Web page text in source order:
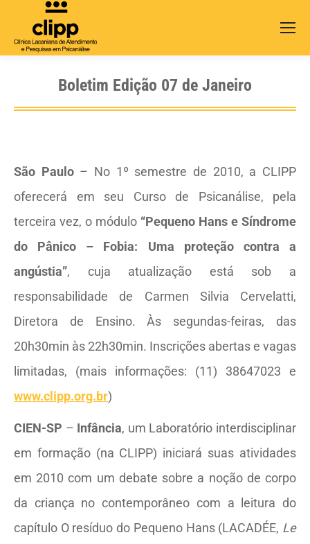
Boletim Edição 07 de Janeiro
São Paulo– No 1º semestre de 2010, a CLIPP
oferecerá em seu Curso de Psicanálise, pela
terceira vez, o módulo “Pequeno Hans e Síndrome
do Pânico – Fobia: Uma proteção contra a
angústia”, cuja atualização está sob a
responsabilidade de Carmen Silvia Cervelatti,
Diretora de Ensino. Às segundas-feiras, das
20h30min às 22h30min. Inscrições abertas e vagas
limitadas, (mais informações: (11) 38647023 e
www.clipp.org.br)
CIEN-SP – Infância, um Laboratório interdisciplinar
em formação (na CLIPP) iniciará suas atividades
em 2010 com um debate sobre a noção de corpo
da criança no contemporâneo com a leitura do
capítulo O resíduo do Pequeno Hans (LACADÉE, Le